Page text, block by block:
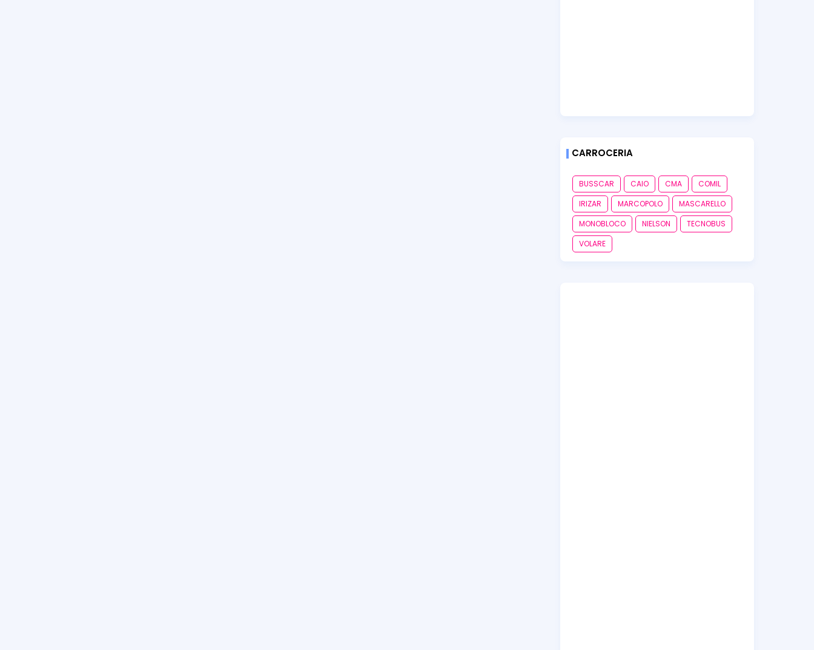
CARROCERIA
BUSSCAR CAIO CMA
COMIL
IRIZAR
MARCOPOLO
MASCARELLO
MONOBLOCO
NIELSON
TECNOBUS
VOLARE